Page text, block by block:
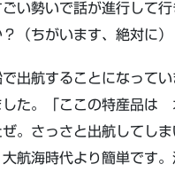
い勢いで話が進行して
（ちがいます、絶対に）
出航することになって
した。「ここの特産品
ぜ。さっさと出航してし
航海時代より簡単です。